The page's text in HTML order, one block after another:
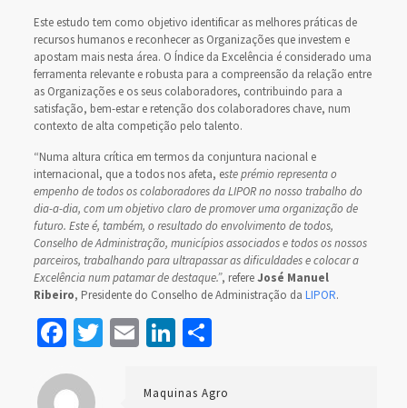
Este estudo tem como objetivo identificar as melhores práticas de
recursos humanos e reconhecer as Organizações que investem e
apostam mais nesta área. O Índice da Excelência é considerado uma
ferramenta relevante e robusta para a compreensão da relação entre
as Organizações e os seus colaboradores, contribuindo para a
satisfação, bem-estar e retenção dos colaboradores chave, num
contexto de alta competição pelo talento.
“Numa altura crítica em termos da conjuntura nacional e
internacional, que a todos nos afeta, este prémio representa o
empenho de todos os colaboradores da LIPOR no nosso trabalho do
dia-a-dia, com um objetivo claro de promover uma organização de
futuro. Este é, também, o resultado do envolvimento de todos,
Conselho de Administração, municípios associados e todos os nossos
parceiros, trabalhando para ultrapassar as dificuldades e colocar a
Excelência num patamar de destaque.”, refereJosé Manuel
Ribeiro, Presidente do Conselho de Administração da LIPOR.
Facebook
Twitter
EmailLinkedIn
Share
Maquinas Agro